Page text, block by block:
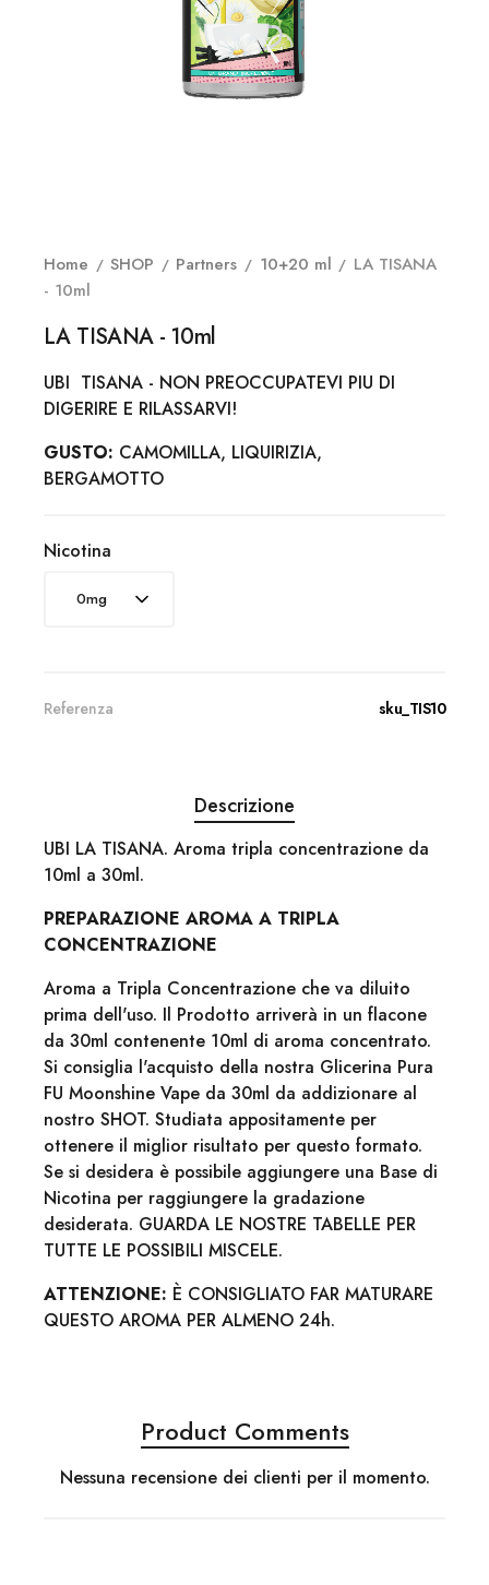
Home SHOP Partners 10+20 ml
LA TISANA
- 10ml
LA TISANA - 10ml
UBI TISANA - NON PREOCCUPATEVI PIU DI
DIGERIRE E RILASSARVI!
GUSTO: CAMOMILLA, LIQUIRIZIA,
BERGAMOTTO
Nicotina
Referenza sku_TIS10
Descrizione
UBI LA TISANA. Aroma tripla concentrazione da
10ml a 30ml.
PREPARAZIONE AROMA A TRIPLA
CONCENTRAZIONE
Aroma a Tripla Concentrazione che va diluito
prima dell'uso. Il Prodotto arriverà in un flacone
da 30ml contenente 10ml di aroma concentrato.
Si consiglia l'acquisto della nostra Glicerina Pura
FU Moonshine Vape da 30ml da addizionare al
nostro SHOT. Studiata appositamente per
ottenere il miglior risultato per questo formato.
Se si desidera è possibile aggiungere una Base di
Nicotina per raggiungere la gradazione
desiderata. GUARDA LE NOSTRE TABELLE PER
TUTTE LE POSSIBILI MISCELE.
ATTENZIONE: È CONSIGLIATO FAR MATURARE
QUESTO AROMA PER ALMENO 24h.
Product Comments
Nessuna recensione dei clienti per il momento.